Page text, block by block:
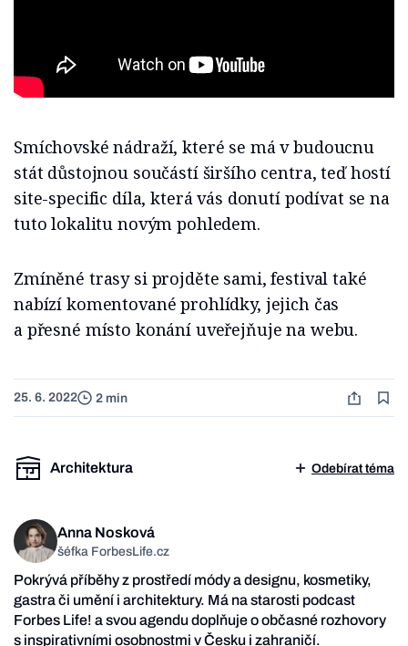
Smíchovské nádraží, které se má v budoucnu
stát důstojnou součástí širšího centra, teď hostí
site-specific díla, která vás donutí podívat se na
tuto lokalitu novým pohledem.
Zmíněné trasy si projděte sami, festival také
nabízí komentované prohlídky, jejich čas
a přesné místo konání uveřejňuje na webu.
25. 6. 2022 2 min
Architektura Odebírat téma
Anna Nosková
šéfka ForbesLife.cz
Pokrývá příběhy z prostředí módy a designu, kosmetiky,
gastra či umění i architektury. Má na starosti podcast
Forbes Life! a svou agendu doplňuje o občasné rozhovory
s inspirativními osobnostmi v Česku i zahraničí.